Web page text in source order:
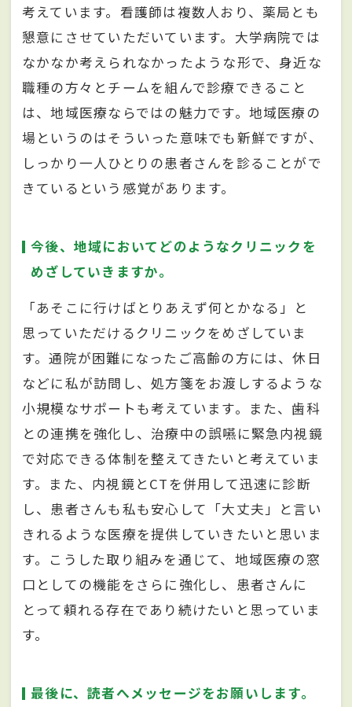
考えています。看護師は複数人おり、薬局とも
懇意にさせていただいています。大学病院では
なかなか考えられなかったような形で、身近な
職種の方々とチームを組んで診療できること
は、地域医療ならではの魅力です。地域医療の
場というのはそういった意味でも新鮮ですが、
しっかり一人ひとりの患者さんを診ることがで
きているという感覚があります。
今後、地域においてどのようなクリニックを
めざしていきますか。
「あそこに行けばとりあえず何とかなる」と
思っていただけるクリニックをめざしていま
す。通院が困難になったご高齢の方には、休日
などに私が訪問し、処方箋をお渡しするような
小規模なサポートも考えています。また、歯科
との連携を強化し、治療中の誤嚥に緊急内視鏡
で対応できる体制を整えてきたいと考えていま
す。また、内視鏡とCTを併用して迅速に診断
し、患者さんも私も安心して「大丈夫」と言い
きれるような医療を提供していきたいと思いま
す。こうした取り組みを通じて、地域医療の窓
口としての機能をさらに強化し、患者さんに
とって頼れる存在であり続けたいと思っていま
す。
最後に、読者へメッセージをお願いします。